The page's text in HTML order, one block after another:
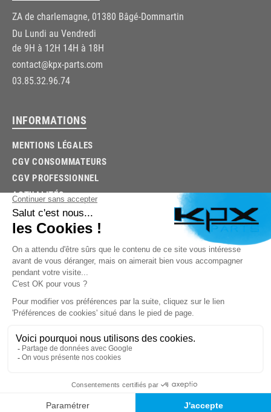
03.85.32.96.74
© 2026 -KPX PARTS- SITE CRÉÉ PARLET'S CLIC
ZA de charlemagne, 01380 Bâgé-Dommartin
Du Lundi au Vendredi
de 9H à 12H 14H à 18H
contact@kpx-parts.com
03.85.32.96.74
INFORMATIONS
MENTIONS LÉGALES
CGV CONSOMMATEURS
CGV PROFESSIONNEL
ACTUALITÉS
TROUVEZ LA BONNE PIÈCE RAPIDEMENT
03.85.32.96.74